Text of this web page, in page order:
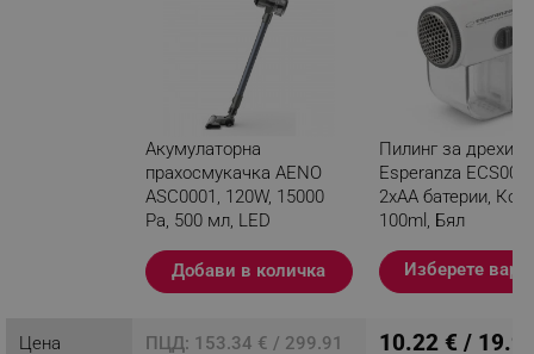
места, всички видове подови настилки и дори прах
на тавана, благодарение на разнообразието от
включени аксесоари. Използвайте едно устройство
Акумулаторна
прахосмукачка AENO
ASC0001, 120W, 15000
Pa, 500 мл, LED
мин, Черен
Разглеждате този
Добави в количка
Пилинг за дрехи
Esperanza
2xAA батерии,
100ml, Бял
Изберете
Цена
ПЦД: 153.34 € / 299.91
10.22 € /